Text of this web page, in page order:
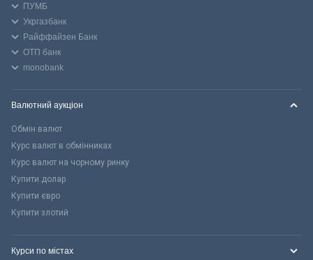
ПУМБ
Укргазбанк
Райффайзен Банк
ОТП банк
monobank
Валютний аукціон
Обмін валют
Курс валют в обмінниках
Курс валют на чорному ринку
Купити долар
Купити євро
Купити злотий
Курси по містах